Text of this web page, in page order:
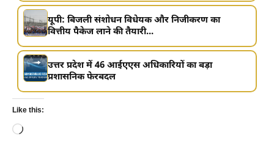
यूपी: बिजली संशोधन विधेयक और निजीकरण का
वित्तीय पैकेज लाने की तैयारी...
उत्तर प्रदेश में 46 आईएएस अधिकारियों का बड़ा
प्रशासनिक फेरबदल
Like this:
Loading…